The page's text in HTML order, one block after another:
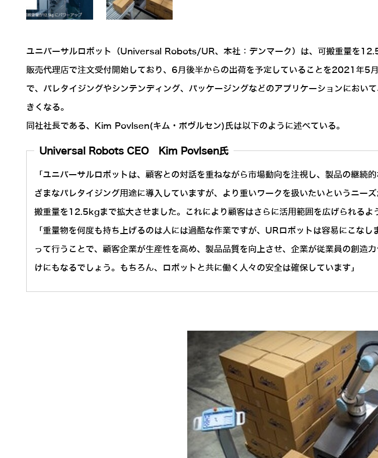
ユニバーサルロボット（Universal Robots/UR、本社：デンマーク）は、可搬重量を
販売代理店で注文受付開始しており、6月後半からの出荷を予定していることを2021年5
で、パレタイジングやシンテンディング、パッケージングなどのアプリケーションにおい
きくなる。
同社社長である、Kim Povlsen(キム・ポヴルセン)氏は以下のように述べている。
Universal Robots CEO Kim Povlsen氏
「ユニバーサルロボットは、顧客との対話を重ねながら市場動向を注視し、製品の継
ざまなパレタイジング用途に導入していますが、より重いワークを扱いたいというニー
搬重量を12.5kgまで拡大させました。これにより顧客はさらに活用範囲を広げられるよ
「重量物を何度も持ち上げるのは人には過酷な作業ですが、URロボットは容易にこな
って行うことで、顧客企業が生産性を高め、製品品質を向上させ、企業が従業員の創造
けにもなるでしょう。もちろん、ロボットと共に働く人々の安全は確保しています」